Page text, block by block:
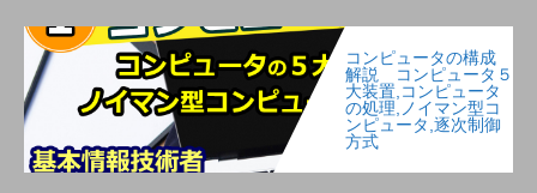
コンピュータの構成
解説 コンピュータ５
大装置,コンピュータ
の処理,ノイマン型コ
ンピュータ,逐次制御
方式